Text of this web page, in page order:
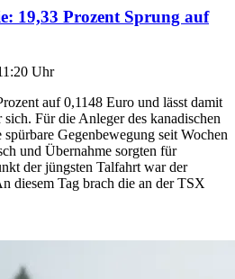
19,33 Prozent Sprung auf
Uhr
auf 0,1148 Euro und lässt damit
Für die Anleger des kanadischen
Gegenbewegung seit Wochen
und Übernahme sorgten für
der jüngsten Talfahrt war der
diesem Tag brach die an der TSX